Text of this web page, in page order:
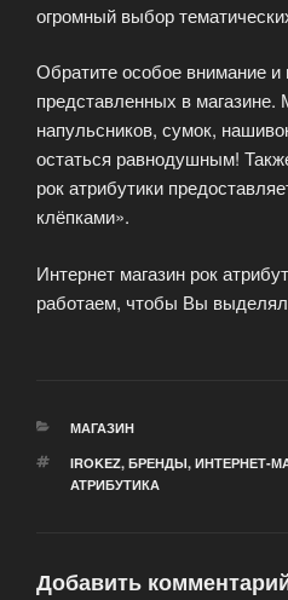
огромный выбор
Обратите особое внимание и
представленных в
напульсников, сумок,
остаться равнодушным!
рок атрибутики
клёпками».
Интернет магазин рок
работаем, чтобы Вы
РУБРИКИ
МАГАЗИН
МЕТКИ
IROKEZ, БРЕНДЫ, ИНТЕРНЕТ-
АТРИБУТИКА
Добавить